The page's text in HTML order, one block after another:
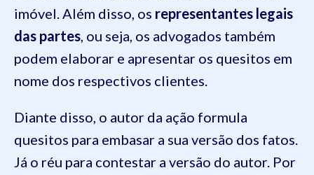
imóvel. Além disso, os representantes legais
das partes, ou seja, os advogados também
podem elaborar e apresentar os quesitos em
nome dos respectivos clientes.
Diante disso, o autor da ação formula
quesitos para embasar a sua versão dos fatos.
Já o réu para contestar a versão do autor. Por